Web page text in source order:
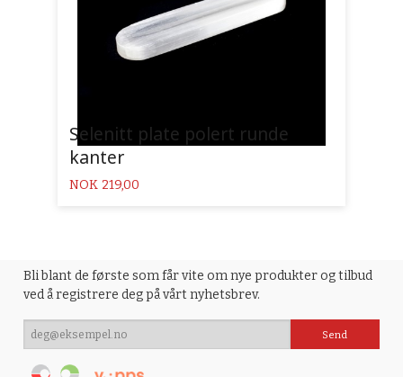
Selenitt plate polert runde
kanter
Pris
NOK 219,00
Bli blant de første som får vite om nye produkter og tilbud
ved å registrere deg på vårt nyhetsbrev.